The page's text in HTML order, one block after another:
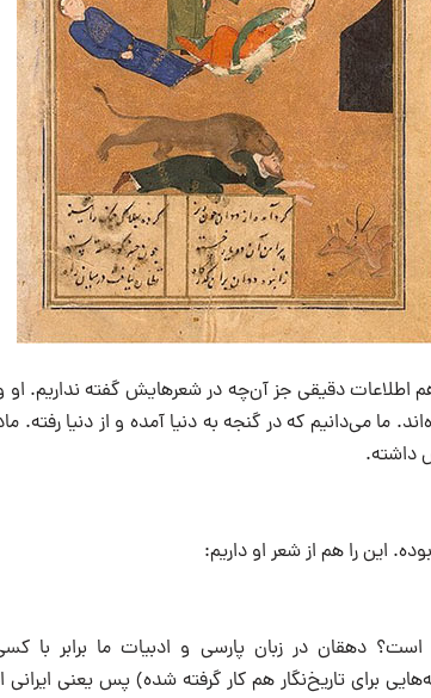
اطلاعات دقیقی جز آن‌چه در شعرهایش گفته نداریم. او
ما می‌دانیم که در گنجه به دنیا آمده و از دنیا رفته.
داشته.
این را هم از شعر او داریم:
است؟ دهقان در زبان پارسی و ادبیات ما برابر با
برای تاریخ‌نگار هم کار گرفته شده) پس یعنی